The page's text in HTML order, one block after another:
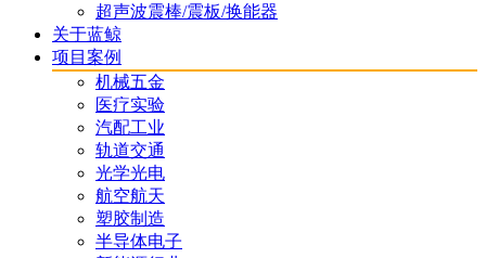
超声波震棒/震板/换能器
关于蓝鲸
项目案例
机械五金
医疗实验
汽配工业
轨道交通
光学光电
航空航天
塑胶制造
半导体电子